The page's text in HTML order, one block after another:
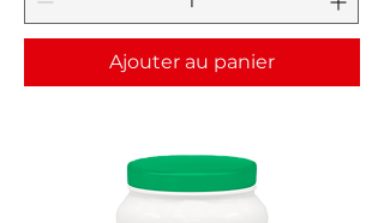
Ajouter au panier